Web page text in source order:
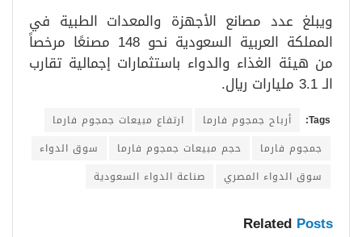
ويبلغ عدد مصانع الأجهزة والمعدات الطبية في
المملكة العربية السعودية نحو 148 مصنعًا مرخصاً
من هيئة الغذاء والدواء باستثمارات إجمالية تقارب
الـ 3.1 مليارات ريال.
Tags: أرباح جمجوم فارما
ارتفاع مبيعات جمجوم فارما
جمجوم فارما
حجم مبيعات جمجوم فارما
سوق الدواء
سوق الدواء المصري
صناعة الدواء السعودية
Related Posts